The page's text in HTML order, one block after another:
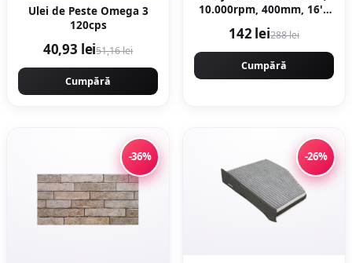
Ulei de Peste Omega 3
120cps
40,93 lei51,16 lei
Cumpără
10.000rpm, 400mm, 16'',
142 lei288 lei
Cumpără
-36% -26%